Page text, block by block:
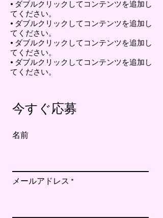
• ダブルクリックしてコンテンツを追加し
てください。
• ダブルクリックしてコンテンツを追加し
てください。
• ダブルクリックしてコンテンツを追加し
てください。
• ダブルクリックしてコンテンツを追加し
てください。
今すぐ応募
名前
メールアドレス